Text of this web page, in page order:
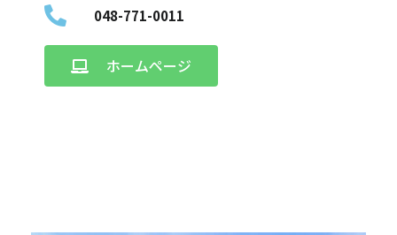
048-771-0011
ホームページ